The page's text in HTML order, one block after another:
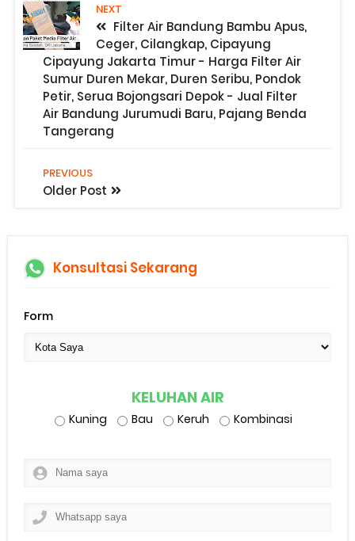
NEXT
Filter Air Bandung Bambu Apus,
Ceger, Cilangkap, Cipayung
Cipayung Jakarta Timur - Harga Filter Air
Sumur Duren Mekar, Duren Seribu, Pondok
Petir, Serua Bojongsari Depok - Jual Filter
Air Bandung Jurumudi Baru, Pajang Benda
Tangerang
PREVIOUS
Older Post
Konsultasi Sekarang
Form
KELUHAN AIR
Kuning Bau Keruh Kombinasi